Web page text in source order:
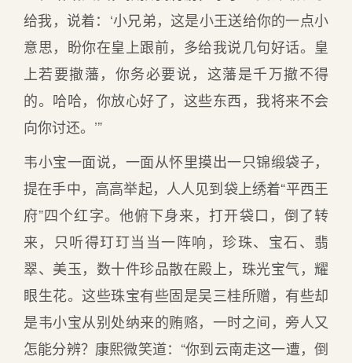
给我，说着：‘小兄弟，这是小王送给你的一点小
意思，盼你在皇上跟前，多给我说几句好话。皇
上若要撤藩，你务必要说，这藩是千万撤不得
的。哈哈，你放心好了，这些东西，我将来不会
向你讨还。’”
韦小宝一面说，一面从怀里摸出一只锦缎袋子，
提在手中，高高举起，人人见到袋上绣着“平西王
府”四个红字。他俯下身来，打开袋口，倒了转
来，只听得玎玎当当一阵响，珍珠、宝石、翡
翠、美玉，数十件珍品散在殿上，珠光宝气，耀
眼生花。这些珠宝有些固是吴三桂所赠，有些却
是韦小宝从别处纳来的贿赂，一时之间，旁人又
怎能分辨？康熙微笑道：“你到云南走这一遭，倒